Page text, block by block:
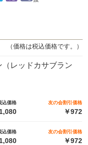
（価格は税込価格です。）
レッドカサブラン
込価格 友の会割引価格
￥972
込価格 友の会割引価格
￥972